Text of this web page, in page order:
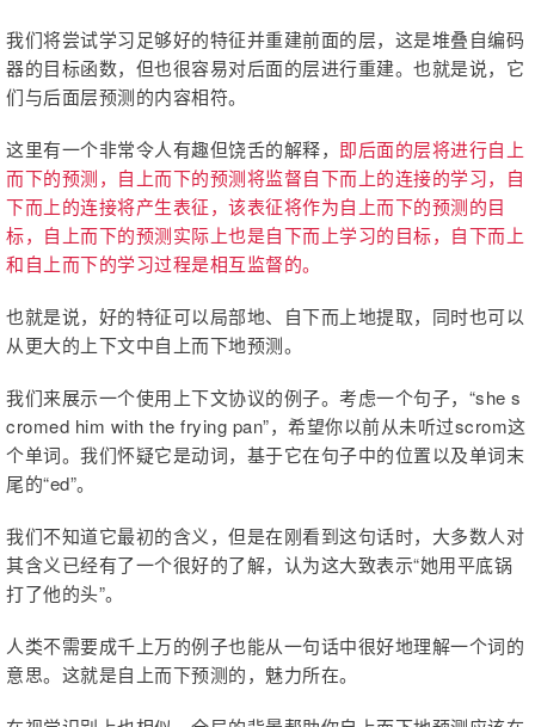
我们将尝试学习足够好的特征并重建前面的层，这是堆叠自编码
器的目标函数，但也很容易对后面的层进行重建。也就是说，它
们与后面层预测的内容相符。
这里有一个非常令人有趣但饶舌的解释， 即后面的层将进行自上
而下的预测，自上而下的预测将监督自下而上的连接的学习，自
下而上的连接将产生表征，该表征将作为自上而下的预测的目
标，自上而下的预测实际上也是自下而上学习的目标，自下而上
和自上而下的学习过程是相互监督的。
也就是说，好的特征可以局部地、自下而上地提取，同时也可以
从更大的上下文中自上而下地预测。
我们来展示一个使用上下文协议的例子。考虑一个句子，“she s
cromed him with the frying pan”，希望你以前从未听过scrom这
个单词。我们怀疑它是动词，基于它在句子中的位置以及单词末
尾的“ed”。
我们不知道它最初的含义，但是在刚看到这句话时，大多数人对
其含义已经有了一个很好的了解，认为这大致表示“她用平底锅
打了他的头”。
人类不需要成千上万的例子也能从一句话中很好地理解一个词的
意思。这就是自上而下预测的，魅力所在。